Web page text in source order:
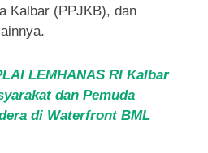
Kalbar (PPJKB), dan
LEMHANAS RI Kalbar
dan Pemuda
di Waterfront BML